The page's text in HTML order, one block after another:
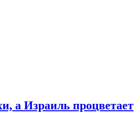
а Израиль процветает